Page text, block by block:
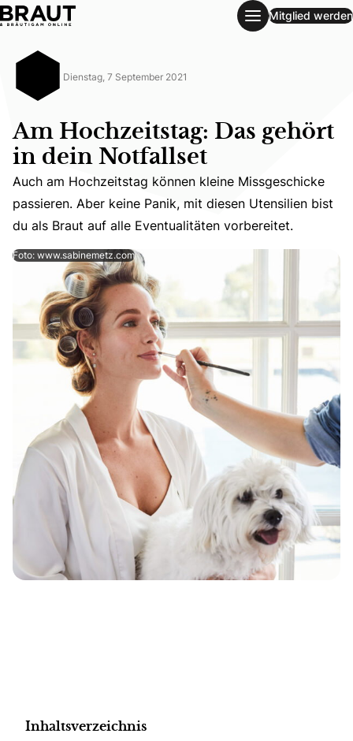
Am Hochzeitstag: Das gehört in dein Notfallset
Mitglied werden
Dienstag, 7 September 2021
Am Hochzeitstag: Das gehört
in dein Notfallset
Auch am Hochzeitstag können kleine Missgeschicke
Auch am Hochzeitstag können kleine Missgeschicke
passieren. Aber keine Panik, mit diesen Utensilien bist
du als Braut auf alle Eventualitäten vorbereitet.
Foto: www.sabinemetz.com
Inhaltsverzeichnis